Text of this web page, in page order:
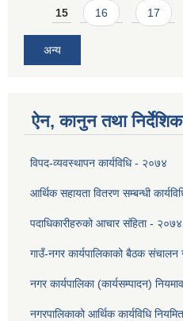
15 16 17
अन्य
ऐन, कानुन तथा
विपद-व्यवस्थापन कार्यविधि - २०७४
आर्थिक सहायता वितरण सम्बन्धी
पदाधिकारीहरुको आचार संहिता - २०७४
गाउँ-नगर कार्यपालिकाको बैठक संचालन
नगर कार्यपालिका (कार्यसम्पादन)
नगरपालिकाको आर्थिक कार्यविधि